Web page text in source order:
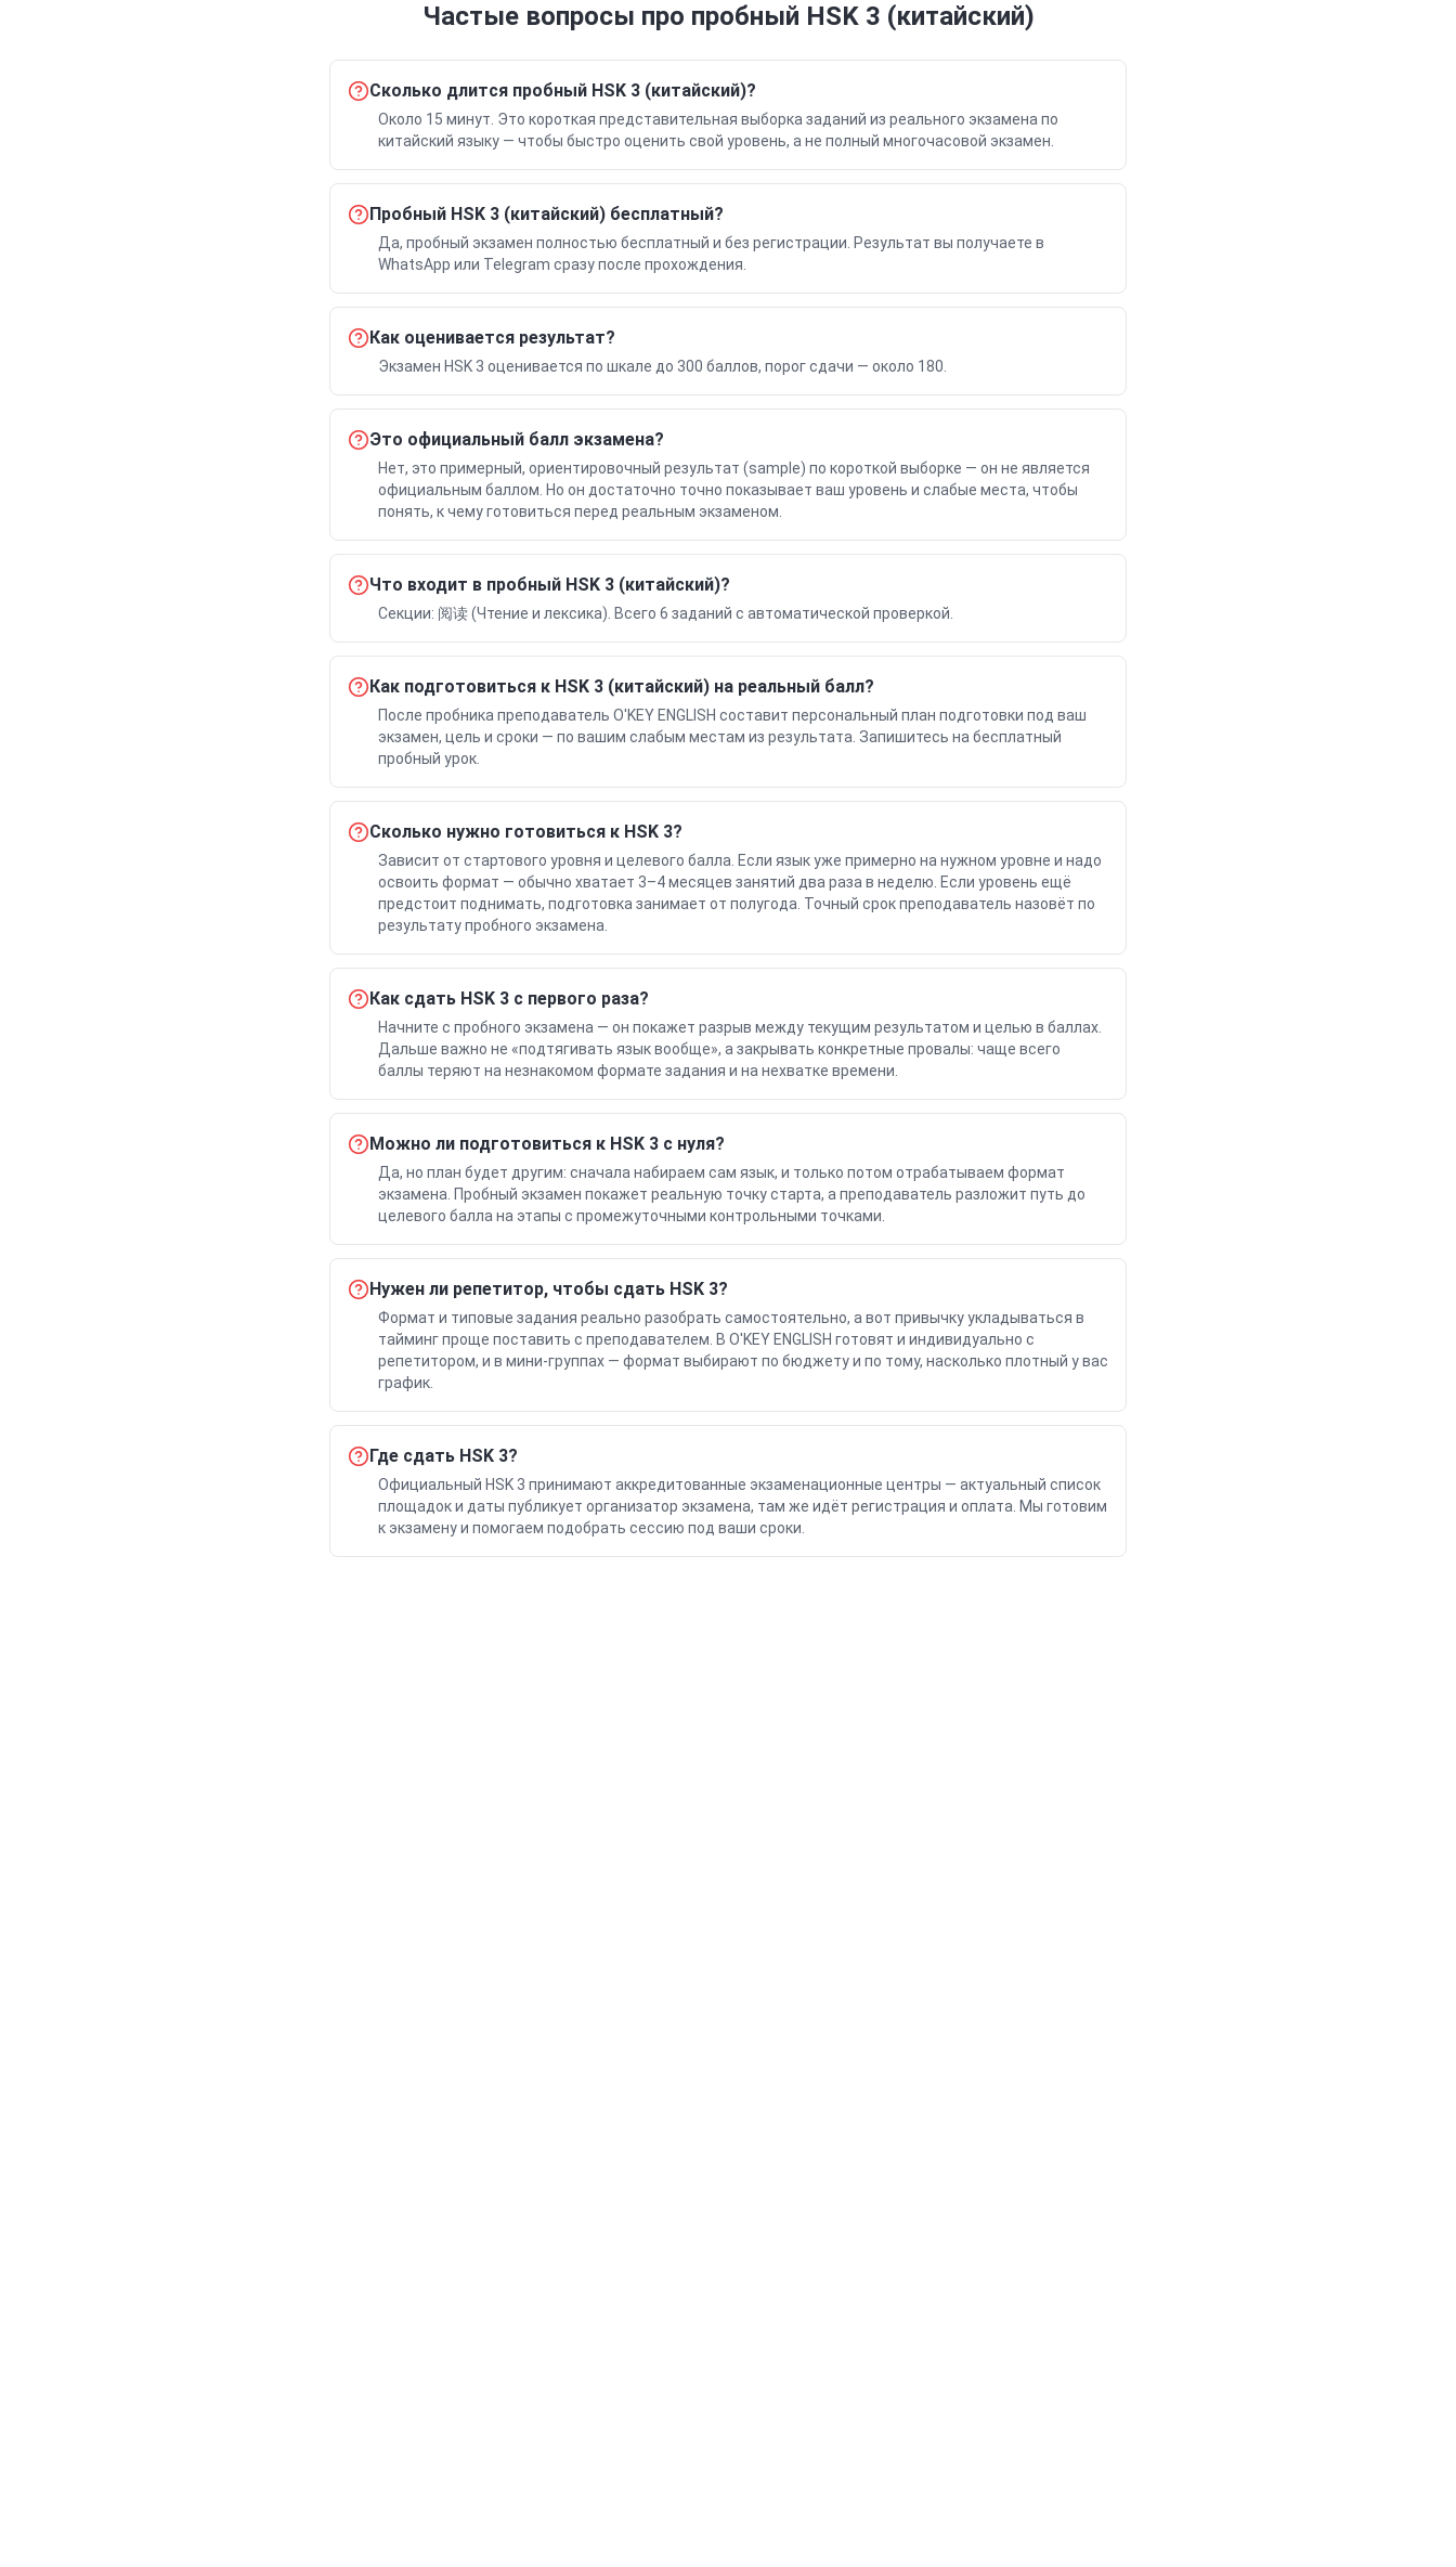
Частые вопросы про пробный HSK 3 (китайский)
Сколько длится пробный HSK 3 (китайский)?
Около 15 минут. Это короткая представительная выборка заданий из реального экзамена по
китайский языку — чтобы быстро оценить свой уровень, а не полный многочасовой экзамен.
Пробный HSK 3 (китайский) бесплатный?
Да, пробный экзамен полностью бесплатный и без регистрации. Результат вы получаете в
WhatsApp или Telegram сразу после прохождения.
Как оценивается результат?
Экзамен HSK 3 оценивается по шкале до 300 баллов, порог сдачи — около 180.
Это официальный балл экзамена?
Нет, это примерный, ориентировочный результат (sample) по короткой выборке — он не является
официальным баллом. Но он достаточно точно показывает ваш уровень и слабые места, чтобы
понять, к чему готовиться перед реальным экзаменом.
Что входит в пробный HSK 3 (китайский)?
Секции: 阅读 (Чтение и лексика). Всего 6 заданий с автоматической проверкой.
Как подготовиться к HSK 3 (китайский) на реальный балл?
После пробника преподаватель O'KEY ENGLISH составит персональный план подготовки под ваш
экзамен, цель и сроки — по вашим слабым местам из результата. Запишитесь на бесплатный
пробный урок.
Сколько нужно готовиться к HSK 3?
Зависит от стартового уровня и целевого балла. Если язык уже примерно на нужном уровне и надо
освоить формат — обычно хватает 3–4 месяцев занятий два раза в неделю. Если уровень ещё
предстоит поднимать, подготовка занимает от полугода. Точный срок преподаватель назовёт по
результату пробного экзамена.
Как сдать HSK 3 с первого раза?
Начните с пробного экзамена — он покажет разрыв между текущим результатом и целью в баллах.
Дальше важно не «подтягивать язык вообще», а закрывать конкретные провалы: чаще всего
баллы теряют на незнакомом формате задания и на нехватке времени.
Можно ли подготовиться к HSK 3 с нуля?
Да, но план будет другим: сначала набираем сам язык, и только потом отрабатываем формат
экзамена. Пробный экзамен покажет реальную точку старта, а преподаватель разложит путь до
целевого балла на этапы с промежуточными контрольными точками.
Нужен ли репетитор, чтобы сдать HSK 3?
Формат и типовые задания реально разобрать самостоятельно, а вот привычку укладываться в
тайминг проще поставить с преподавателем. В O'KEY ENGLISH готовят и индивидуально с
репетитором, и в мини-группах — формат выбирают по бюджету и по тому, насколько плотный у вас
график.
Где сдать HSK 3?
Официальный HSK 3 принимают аккредитованные экзаменационные центры — актуальный список
площадок и даты публикует организатор экзамена, там же идёт регистрация и оплата. Мы готовим
к экзамену и помогаем подобрать сессию под ваши сроки.